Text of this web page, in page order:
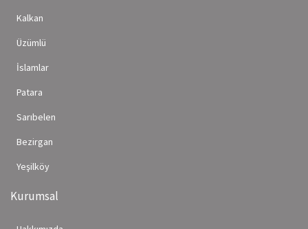
Kalkan
Üzümlü
İslamlar
Patara
Sarıbelen
Bezirgan
Yeşilköy
Kurumsal